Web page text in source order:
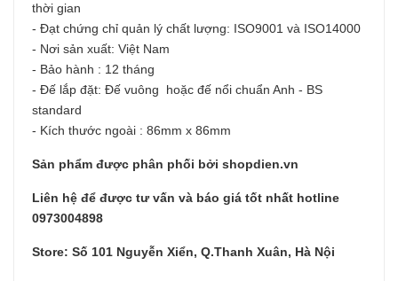
thời gian
- Đạt chứng chỉ quản lý chất lượng: ISO9001 và ISO14000
- Nơi sản xuất: Việt Nam
- Bảo hành : 12 tháng
- Đế lắp đặt: Đế vuông hoặc đế nổi chuẩn Anh - BS
standard
- Kích thước ngoài : 86mm x 86mm
Sản phẩm được phân phối bởi shopdien.vn
Liên hệ để được tư vấn và báo giá tốt nhất hotline
0973004898
Store: Số 101 Nguyễn Xiển, Q.Thanh Xuân, Hà Nội